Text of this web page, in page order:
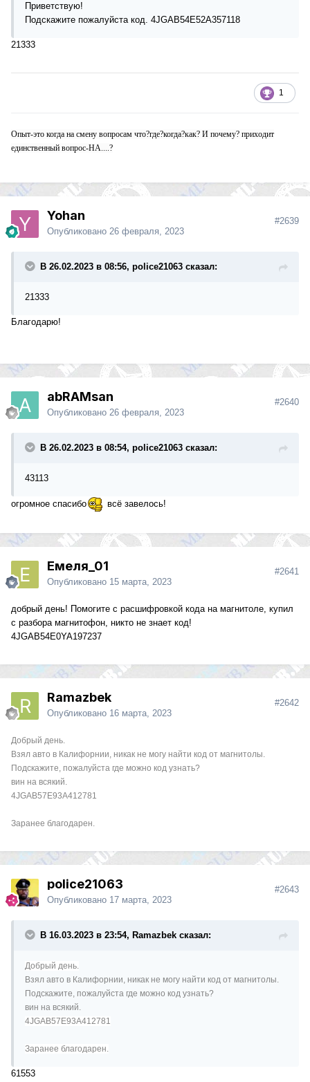
Приветствую!
Подскажите пожалуйста код. 4JGAB54E52A357118
21333
1
Опыт-это когда на смену вопросам что?где?когда?как? И почему? приходит
единственный вопрос-НА....?
Yohan
Опубликовано 26 февраля, 2023
#2639
В 26.02.2023 в 08:56, police21063 сказал:
21333
Благодарю!
abRAMsan
Опубликовано 26 февраля, 2023
#2640
В 26.02.2023 в 08:54, police21063 сказал:
43113
огромное спасибо всё завелось!
Емеля_01
Опубликовано 15 марта, 2023
#2641
добрый день! Помогите с расшифровкой кода на магнитоле, купил
с разбора магнитофон, никто не знает код!
4JGAB54E0YA197237
Ramazbek
Опубликовано 16 марта, 2023
#2642
Добрый день.
Взял авто в Калифорнии, никак не могу найти код от магнитолы.
Подскажите, пожалуйста где можно код узнать?
вин на всякий.
4JGAB57E93A412781
Заранее благодарен.
police21063
Опубликовано 17 марта, 2023
#2643
В 16.03.2023 в 23:54, Ramazbek сказал:
Добрый день.
Взял авто в Калифорнии, никак не могу найти код от магнитолы.
Подскажите, пожалуйста где можно код узнать?
вин на всякий.
4JGAB57E93A412781
Заранее благодарен.
61553